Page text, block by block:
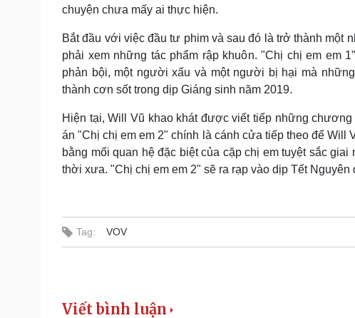
chuyện chưa mấy ai thực hiện.
Bắt đầu với việc đầu tư phim và sau đó là trở thành một
phải xem những tác phẩm rập khuôn. "Chị chị em em
phản bội, một người xấu và một người bị hại mà
thành cơn sốt trong dịp Giáng sinh năm 2019.
Hiện tại, Will Vũ khao khát được viết tiếp những
án "Chị chị em em 2" chính là cánh cửa tiếp theo để
bằng mối quan hệ đặc biệt của cặp chị em tuyệt sắc
thời xưa. "Chị chị em em 2" sẽ ra rạp vào dịp Tết Nguyên
Tag: VOV
Viết bình luận